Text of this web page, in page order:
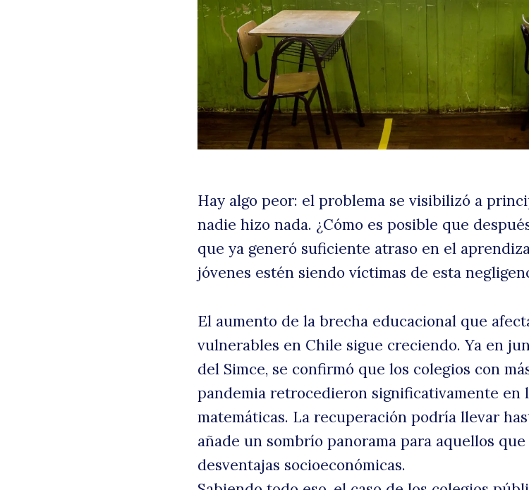
Hay algo peor: el problema se visibilizó a
nadie hizo nada. ¿Cómo es posible que
que ya generó suficiente atraso en el
jóvenes estén siendo víctimas de esta
El aumento de la brecha educacional que
vulnerables en Chile sigue creciendo. Ya en
del Simce, se confirmó que los colegios con
pandemia retrocedieron significativamente en
matemáticas. La recuperación podría llevar
añade un sombrío panorama para aquellos
desventajas socioeconómicas.